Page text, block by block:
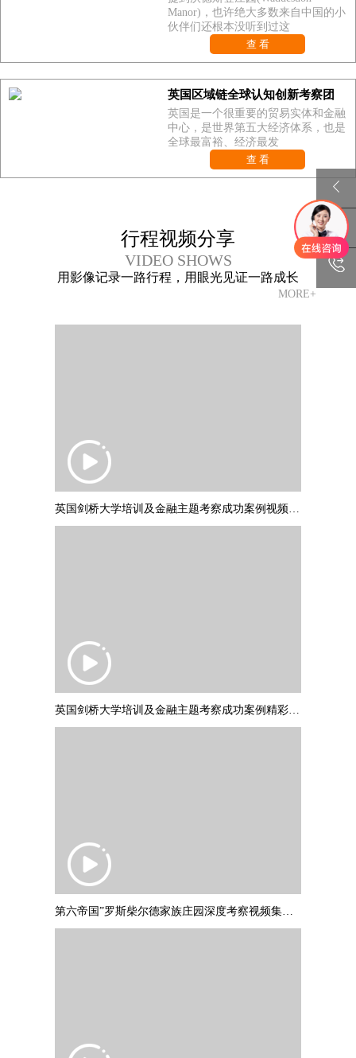
Manor)，也许绝大多数来自中国的小
伙伴们还根本没听到过这
查 看
英国区域链全球认知创新考察团
英国是一个很重要的贸易实体和金融
中心，是世界第五大经济体系，也是
全球最富裕、经济最发
查 看
行程视频分享
VIDEO SHOWS
用影像记录一路行程，用眼光见证一路成长
MORE+
英国剑桥大学培训及金融主题考察成功案例视频 PART1
英国剑桥大学培训及金融主题考察成功案例精彩集锦 PART2
第六帝国”罗斯柴尔德家族庄园深度考察视频集锦，并与罗斯柴尔德爵士